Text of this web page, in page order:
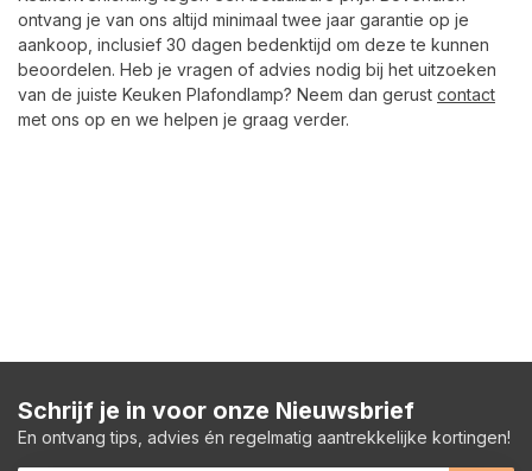
ontvang je van ons altijd minimaal twee jaar garantie op je
aankoop, inclusief 30 dagen bedenktijd om deze te kunnen
beoordelen. Heb je vragen of advies nodig bij het uitzoeken
van de juiste Keuken Plafondlamp? Neem dan gerust contact
met ons op en we helpen je graag verder.
Schrijf je in voor onze Nieuwsbrief
En ontvang tips, advies én regelmatig aantrekkelijke kortingen!